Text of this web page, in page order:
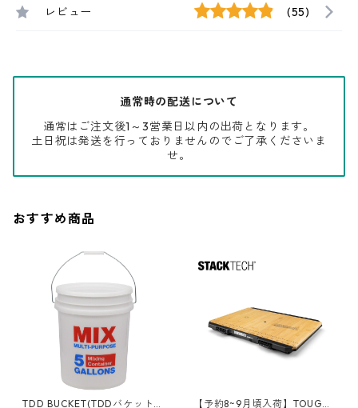
レビュー (55)
通常時の配送について
通常はご注文後1～3営業日以内の出荷となります。
土日祝は発送を行っておりませんのでご了承くださいま
せ。
おすすめ商品
TDD BUCKET(TDDバケット)
【予約8~9月頃入荷】TOUGHB